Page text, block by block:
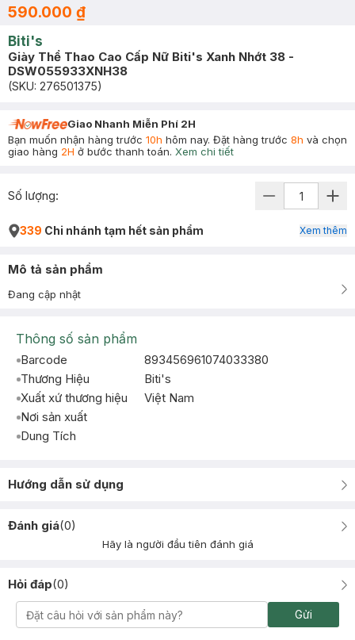
590.000 ₫
Biti's
Giày Thể Thao Cao Cấp Nữ Biti's Xanh Nhớt 38 -
DSW055933XNH38
(SKU: 276501375)
Giao Nhanh Miễn Phí 2H
Bạn muốn nhận hàng trước 10h hôm nay. Đặt hàng trước 8h và chọn
giao hàng 2H ở bước thanh toán. Xem chi tiết
Số lượng:
339 Chi nhánh tạm hết sản phẩm Xem thêm
Mô tả sản phẩm
Đang cập nhật
Thông số sản phẩm
Barcode
893456961074033380
Thương Hiệu
Biti's
Xuất xứ thương hiệu
Việt Nam
Nơi sản xuất
Dung Tích
Hướng dẫn sử dụng
Đánh giá(0)
Hãy là người đầu tiên đánh giá
Hỏi đáp(0)
Gửi